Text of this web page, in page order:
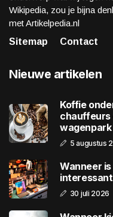
Wikipedia, zou je bijna
met Artikelpedia.nl
Sitemap
Contact
Nieuwe artikelen
Koffie
chauffeurs
wagenpark
5 augustus
Wanneer
30 juli 2026